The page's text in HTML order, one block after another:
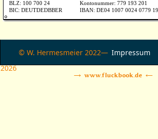
BLZ: 100 700 24
BIC: DEUTDEDBBER
Kontonummer: 779 193 201
IBAN: DE04 1007 0024 0779
© W. Hermesmeier 2022—
2026
Impressum
→ www.fluckbook.de ←